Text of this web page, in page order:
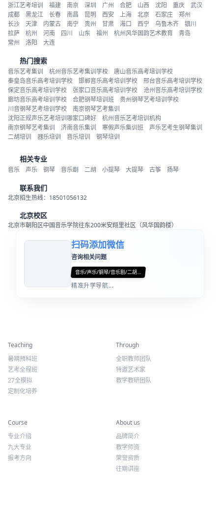
浙江艺考培训 福建 南京 深圳 广州 合肥 山西 沈阳 重庆
武汉
成都
黑龙江 长春 南昌 昆明 西安 上海 北京 石家庄
郑州
长沙
天津 内蒙古 南宁 贵州 甘肃 海口 西宁 乌鲁木齐
银川
拉萨
杭州 河南 四川 山东 福州 杭州风华国韵艺术教育
青岛
常州
洛阳 大连
热门搜索
音乐艺考集训 杭州音乐艺考集训学校
唐山音乐高考培训学校
秦皇岛音乐高考培训学校
邯郸音乐高考培训学校
邢台音乐高考培训学校
保定音乐高考培训学校
张家口音乐高考培训学校
沧州音乐高考培训学校
廊坊音乐高考培训学校
合肥钢琴培训班
贵州钢琴艺考培训学校
川音钢琴艺考培训学校
南京钢琴艺考集训
沈阳正规声乐艺考培训哪家口碑好
杭州音乐艺考培训机构
南京钢琴艺考集训
济南音乐集训 寒假声乐集训班
声乐艺考生钢琴集训
二胡培训
器乐培训 音乐培训 钢琴培训
相关专业
音乐 声乐 钢琴 音乐剧 二胡 小提琴 大提琴 古筝 扬琴
联系我们
北京招生热线：18501056132
北京校区
北京市朝阳区中国音乐学院往东200米安翔里社区（风华国韵楼）
扫码添加微信
咨询相关问题
音乐/声乐/钢琴/音乐剧/二胡...
精准升学导航...
Teaching
暑期预科班
艺考全程班
27全模拟
定制化培养
Through
全职教师团队
特邀艺术家
教学教研团队
Course
专业介绍
九大专业
报考方向
About us
品牌简介
教学师资
荣誉资质
往期讲座